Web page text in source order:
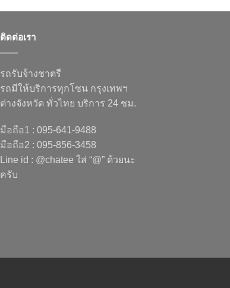
ติดต่อเรา
รถรับจ้างชาตรี
รถมีให้บริการทุกโซน กรุงเทพฯ
ต่างจังหวัด ทั่วไทย บริการ 24 ชม.
มือถือ1 : 095-641-9488
มือถือ2 : 095-856-3458
Line id : @chatee ใส่ “@” ด้วยนะ
ครับ